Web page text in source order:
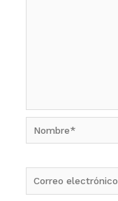
Nombre*
electrónico*